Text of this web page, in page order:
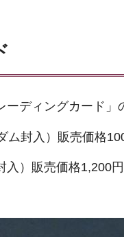
ーディングカード」
封入）販売価格
）販売価格1,200円